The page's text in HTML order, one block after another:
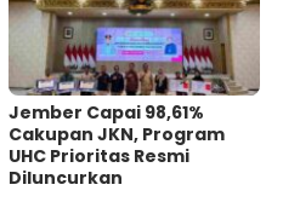
Jember Capai 98,61%
Cakupan JKN, Program
UHC Prioritas Resmi
Diluncurkan